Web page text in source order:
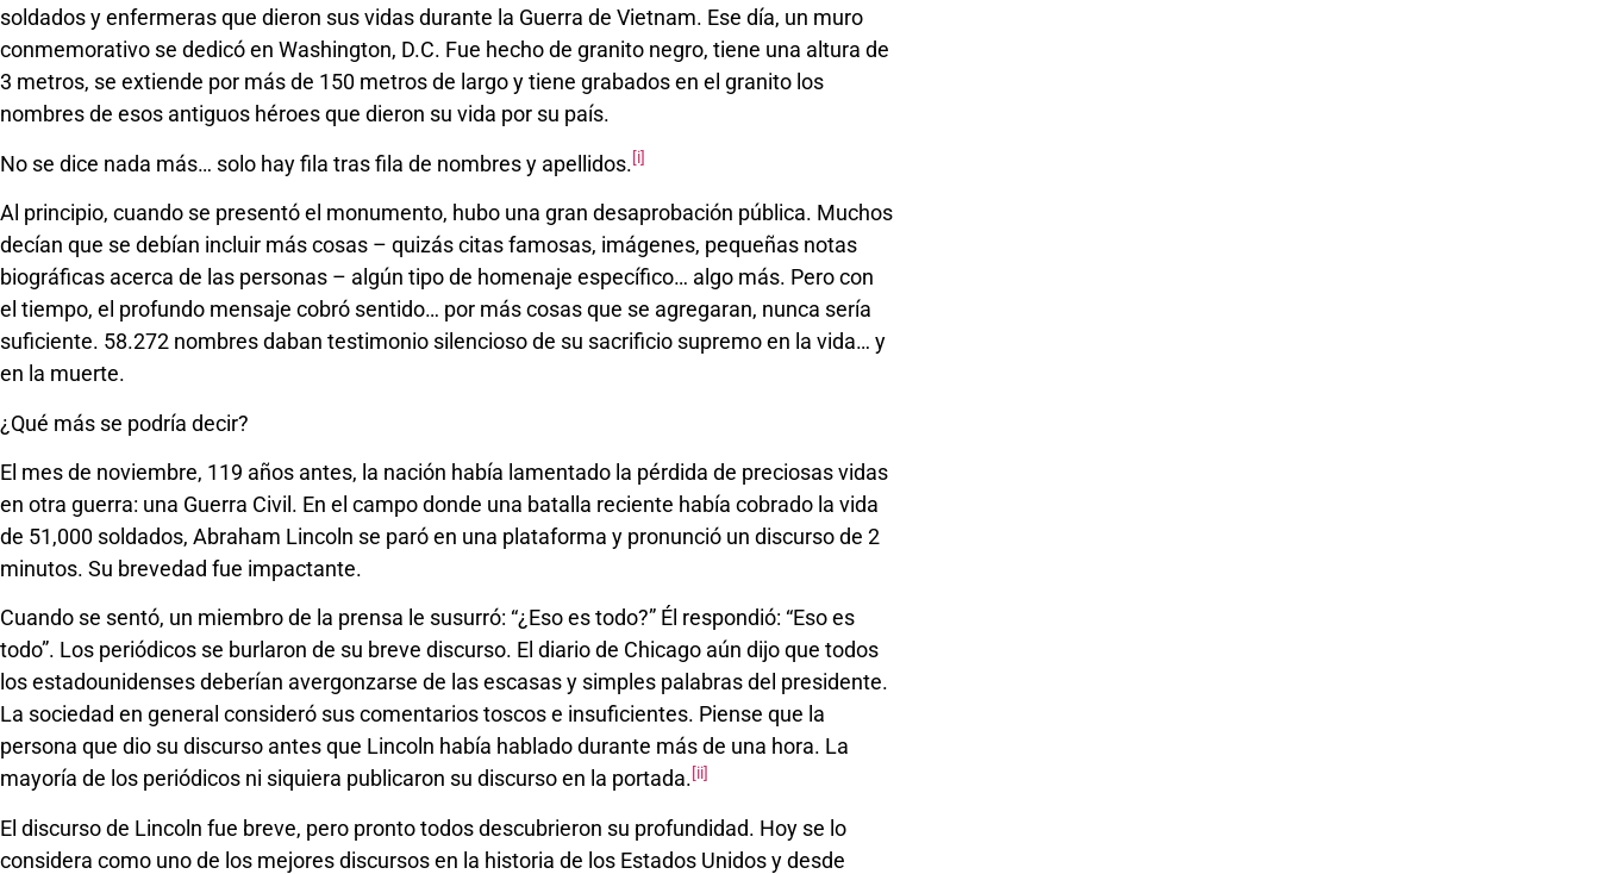
soldados y enfermeras que dieron sus vidas durante la Guerra de Vietnam. Ese día, un muro
conmemorativo se dedicó en Washington, D.C. Fue hecho de granito negro, tiene una altura de
3 metros, se extiende por más de 150 metros de largo y tiene grabados en el granito los
nombres de esos antiguos héroes que dieron su vida por su país.
No se dice nada más… solo hay fila tras fila de nombres y apellidos.[i]
Al principio, cuando se presentó el monumento, hubo una gran desaprobación pública. Muchos
decían que se debían incluir más cosas – quizás citas famosas, imágenes, pequeñas notas
biográficas acerca de las personas – algún tipo de homenaje específico… algo más. Pero con
el tiempo, el profundo mensaje cobró sentido… por más cosas que se agregaran, nunca sería
suficiente. 58.272 nombres daban testimonio silencioso de su sacrificio supremo en la vida… y
en la muerte.
¿Qué más se podría decir?
El mes de noviembre, 119 años antes, la nación había lamentado la pérdida de preciosas vidas
en otra guerra: una Guerra Civil. En el campo donde una batalla reciente había cobrado la vida
de 51,000 soldados, Abraham Lincoln se paró en una plataforma y pronunció un discurso de 2
minutos. Su brevedad fue impactante.
Cuando se sentó, un miembro de la prensa le susurró: “¿Eso es todo?” Él respondió: “Eso es
todo”. Los periódicos se burlaron de su breve discurso. El diario de Chicago aún dijo que todos
los estadounidenses deberían avergonzarse de las escasas y simples palabras del presidente.
La sociedad en general consideró sus comentarios toscos e insuficientes. Piense que la
persona que dio su discurso antes que Lincoln había hablado durante más de una hora. La
mayoría de los periódicos ni siquiera publicaron su discurso en la portada.[ii]
El discurso de Lincoln fue breve, pero pronto todos descubrieron su profundidad. Hoy se lo
considera como uno de los mejores discursos en la historia de los Estados Unidos y desde